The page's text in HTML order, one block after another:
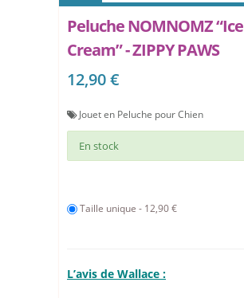
Peluche NOMNOMZ “Ice
Cream” - ZIPPY PAWS
12,90 €
Jouet en Peluche pour Chien
En stock
Taille unique - 12,90 €
L’avis de Wallace :